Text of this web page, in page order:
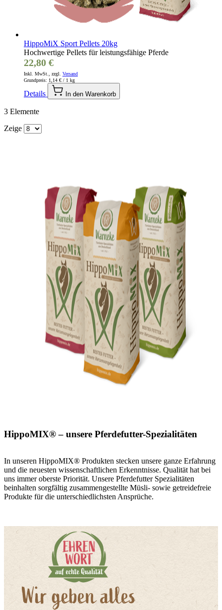
HippoMiX Sport Pellets 20kg
Hochwertige Pellets für leistungsfähige Pferde
22,80 €
Inkl. MwSt., zzgl. Versand
Grundpreis: 1,14 € / 1 kg
Details In den Warenkorb
3 Elemente
Zeige
HippoMIX® – unsere Pferdefutter-Spezialitäten
In unseren HippoMIX® Produkten stecken unsere ganze Erfahrung
und die neuesten wissenschaftlichen Erkenntnisse. Qualität hat bei
uns immer oberste Priorität. Unsere Pferdefutter Spezialitäten
beinhalten sorgfältig zusammengestellte Müsli- sowie getreidefreie
Produkte für die unterschiedlichsten Ansprüche.